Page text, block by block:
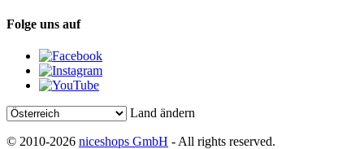
Folge uns auf
Land ändern
© 2010-2026 niceshops GmbH - All rights reserved.